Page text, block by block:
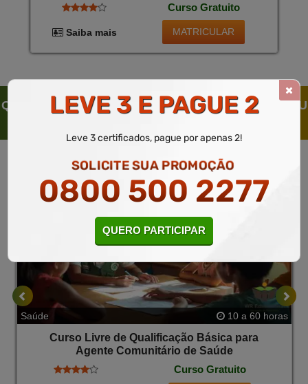
Este Curso Proporciona Um Entendimento Profundo
das Responsabilidades e Técnicas Necessárias para Ser
Eficaz na Promoção da Saúde Nas Comunidades. ao
Concluir o Curso, os Alunos Poderão Optar Pelo
Pequena Taxa.
Curso Gratuito
Saiba mais MATRICULAR
QUEM SOLICITOU ESTE CURSO LIVRE, SOLICITOU
Saúde 10 a 60 horas
Curso Livre de Qualificação Básica para
Agente Comunitário de Saúde
Curso Gratuito
LEVE 3 E PAGUE 2
Leve 3 certificados, pague por apenas 2!
SOLICITE SUA PROMOÇÃO
0800 500 2277
QUERO PARTICIPAR